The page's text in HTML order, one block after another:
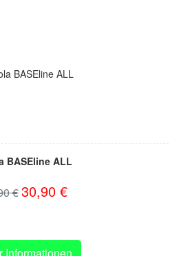
BASEline ALL
€30,90 €